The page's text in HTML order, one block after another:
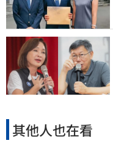
其他人也在看